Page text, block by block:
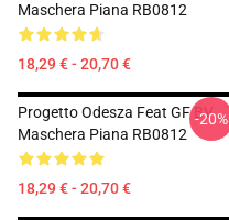
Maschera Piana RB0812
18,29 € - 20,70 €
Progetto Odesza Feat GF BV
Maschera Piana RB0812
18,29 € - 20,70 €
-20%